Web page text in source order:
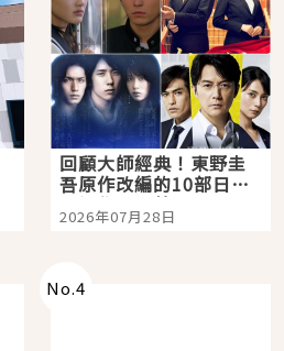
回顧大師經典！東野圭
吾原作改編的10部日本
影視作品推薦
2026年07月28日
No.4